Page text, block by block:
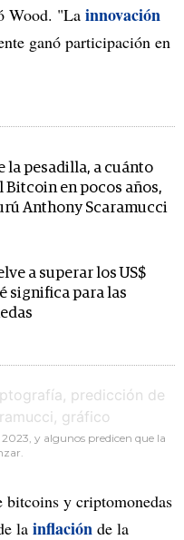
Wood. "La innovación
ganó participación en
la pesadilla, a cuánto
Bitcoin en pocos años,
Anthony Scaramucci
a superar los US$
significa para las
y algunos predicen que la
bitcoins y criptomonedas
la inflación de la